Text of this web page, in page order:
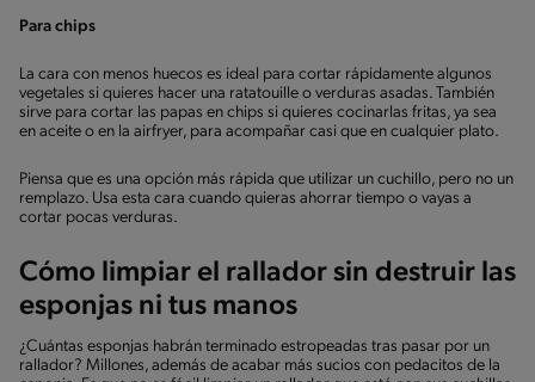
Para chips
La cara con menos huecos es ideal para cortar rápidamente algunos
vegetales si quieres hacer una ratatouille o verduras asadas. También
sirve para cortar las papas en chips si quieres cocinarlas fritas, ya sea
en aceite o en la airfryer, para acompañar casi que en cualquier plato.
Piensa que es una opción más rápida que utilizar un cuchillo, pero no un
remplazo. Usa esta cara cuando quieras ahorrar tiempo o vayas a
cortar pocas verduras.
Cómo limpiar el rallador sin destruir las
esponjas ni tus manos
¿Cuántas esponjas habrán terminado estropeadas tras pasar por un
rallador? Millones, además de acabar más sucios con pedacitos de la